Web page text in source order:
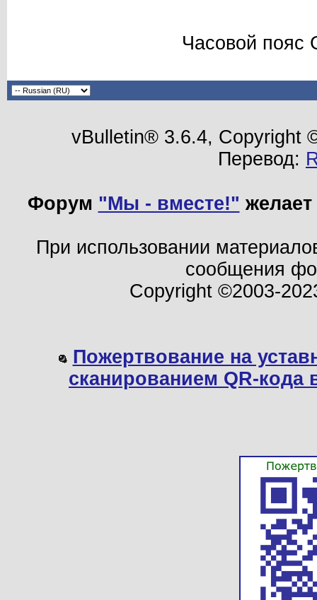
Часовой пояс
vBulletin® 3.6.4, Copyright
Перевод:
Форум "Мы - вместе!"
При использовании
сообщения
Copyright ©2003-
Пожертвование на
сканированием QR-